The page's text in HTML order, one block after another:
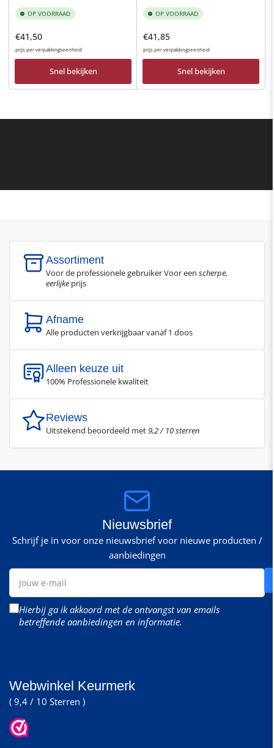
OP VOORRAAD
Normale
prijs
€41,50
prijs per verpakkingseenheid
Snel bekijken
OP VOORRAAD
Normale
prijs
€41,85
prijs per verpakkingseenheid
Snel bekijken
Assortiment
Voor de professionele gebruiker Voor een scherpe,
eerlijke prijs
Afname
Alle producten verkrijgbaar vanaf 1 doos
Alleen keuze uit
100% Professionele kwaliteit
Reviews
Uitstekend beoordeeld met9,2 / 10 sterren
Nieuwsbrief
Schrijf je in voor onze nieuwsbrief voor nieuwe producten /
aanbiedingen
Jouw
mail
Hierbij ga ik akkoord met de ontvangst van emails
betreffende aanbiedingen en informatie.
Webwinkel Keurmerk
( 9,4 / 10 Sterren )